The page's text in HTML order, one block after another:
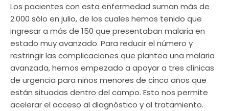
Los pacientes con esta enfermedad suman más de
2.000 sólo en julio, de los cuales hemos tenido que
ingresar a más de 150 que presentaban malaria en
estado muy avanzado. Para reducir el número y
restringir las complicaciones que plantea una malaria
avanzada, hemos empezado a apoyar a tres clínicas
de urgencia para niños menores de cinco años que
están situadas dentro del campo. Esto nos permite
acelerar el acceso al diagnóstico y al tratamiento.